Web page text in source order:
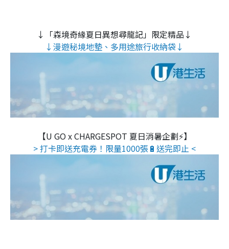
↓「森境奇緣夏日異想尋龍記」限定精品↓
↓漫遊秘境地墊、多用途旅行收納袋↓
【U GO x CHARGESPOT 夏日消暑企劃⚡】
> 打卡即送充電券！限量1000張🔋送完即止 <